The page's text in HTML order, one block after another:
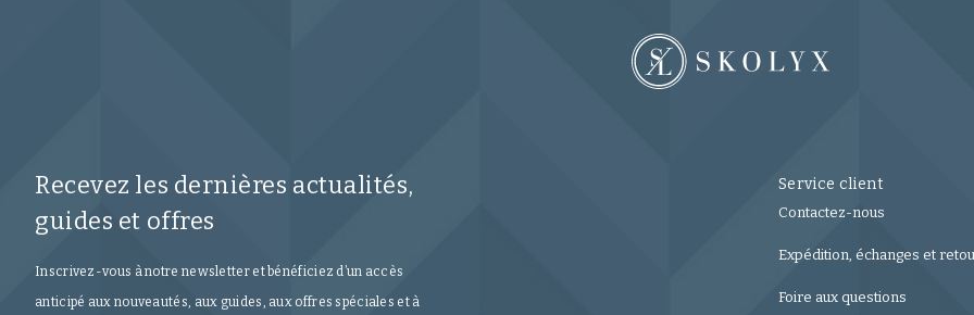
Recevez les dernières actualités,
guides et offres
Inscrivez-vous à notre newsletter et bénéficiez d’un accès
anticipé aux nouveautés, aux guides, aux offres spéciales et à
Service client
Contactez-nous
Expédition, échanges et
Foire aux questions